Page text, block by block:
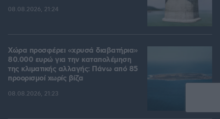
08.08.2026, 21:24
Χώρα προσφέρει «χρυσά διαβατήρια»
80.000 ευρώ για την καταπολέμηση
της κλιματικής αλλαγής: Πάνω από 85
προορισμοί χωρίς βίζα
08.08.2026, 21:23